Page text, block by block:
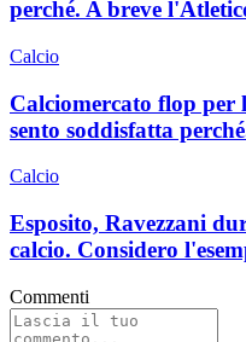
perché. A breve
Calcio
Calciomercato flop
sento soddisfatta
Calcio
Esposito, Ravezzani
calcio. Considero
Commenti